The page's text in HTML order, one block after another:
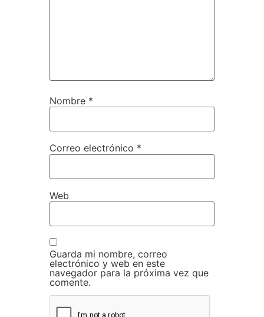
Nombre *
Correo electrónico *
Web
Guarda mi nombre, correo
electrónico y web en este
navegador para la próxima vez que
comente.